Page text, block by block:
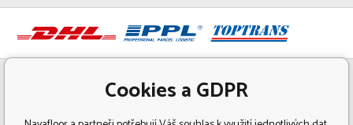
Cookies a GDPR